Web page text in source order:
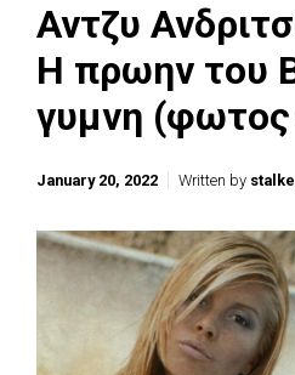
Αντζυ
Η πρωην του
γυμνη (φωτος
January 20, 2022 Written by